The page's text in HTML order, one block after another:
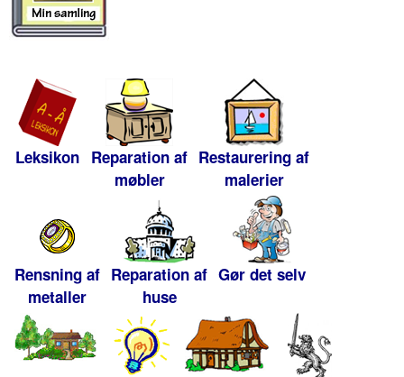
Leksikon Reparation af
møbler
Restaurering af
malerier
Rensning af
metaller
Reparation af
huse
Gør det selv